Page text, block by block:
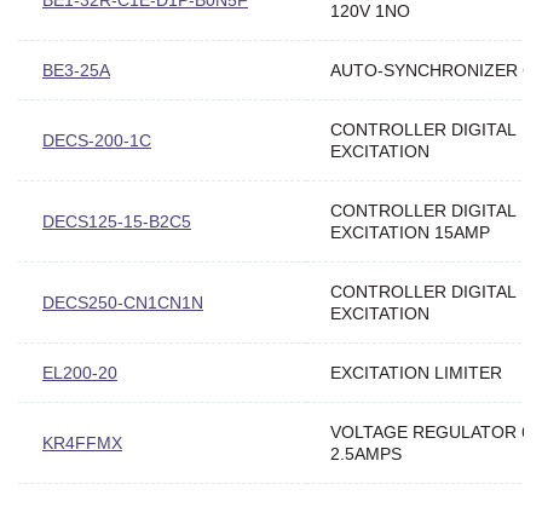
120V 1NO
BE3-25A AUTO-SYNCHRONIZER
DECS-200-1C
CONTROLLER DIGITAL
EXCITATION
DECS125-15-B2C5
CONTROLLER DIGITAL
EXCITATION 15AMP
DECS250-CN1CN1N
CONTROLLER DIGITAL
EXCITATION
EL200-20 EXCITATION LIMITER
KR4FFMX
VOLTAGE REGULATOR
2.5AMPS